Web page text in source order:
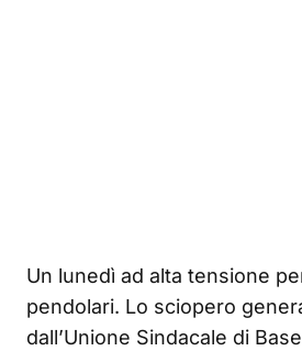
Un lunedì ad alta tensione
pendolari. Lo sciopero
dall’Unione Sindacale di